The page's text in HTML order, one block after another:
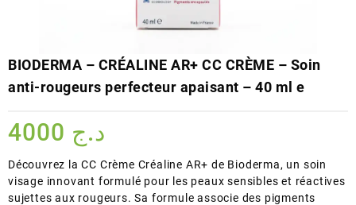
BIODERMA – CRÉALINE AR+ CC CRÈME – Soin
anti-rougeurs perfecteur apaisant – 40 ml e
د.ج
Découvrez la CC Crème Créaline AR+ de Bioderma, un soin
visage innovant formulé pour les peaux sensibles et réactives
sujettes aux rougeurs. Sa formule associe des pigments